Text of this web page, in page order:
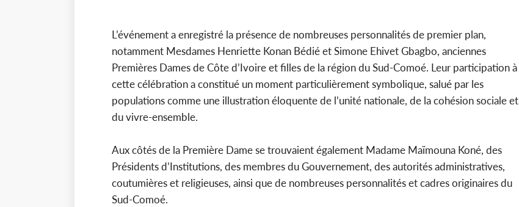
L’événement a enregistré la présence de nombreuses personnalités de premier plan,
notamment Mesdames Henriette Konan Bédié et Simone Ehivet Gbagbo, anciennes
Premières Dames de Côte d’Ivoire et filles de la région du Sud-Comoé. Leur participation à
cette célébration a constitué un moment particulièrement symbolique, salué par les
populations comme une illustration éloquente de l’unité nationale, de la cohésion sociale et
du vivre-ensemble.
Aux côtés de la Première Dame se trouvaient également Madame Maïmouna Koné, des
Présidents d’Institutions, des membres du Gouvernement, des autorités administratives,
coutumières et religieuses, ainsi que de nombreuses personnalités et cadres originaires du
Sud-Comoé.